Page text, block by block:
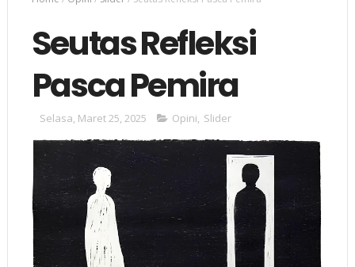
Seutas Refleksi
Pasca Pemira
Selasa, Maret 25, 2025 Opini, Slider